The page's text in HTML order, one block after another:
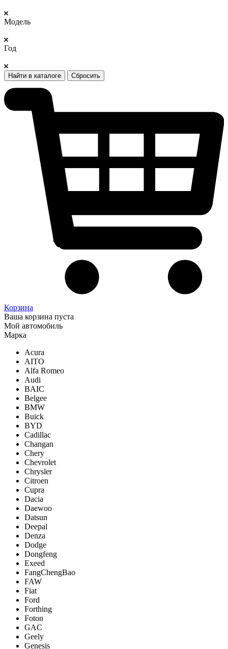
Модель
Год
Найти в каталоге Сбросить
Корзина
Ваша корзина пуста
Мой автомобиль
Марка
Acura
AITO
Alfa Romeo
Audi
BAIC
Belgee
BMW
Buick
BYD
Cadillac
Changan
Chery
Chevrolet
Chrysler
Citroen
Cupra
Dacia
Daewoo
Datsun
Deepal
Denza
Dodge
Dongfeng
Exeed
FangChengBao
FAW
Fiat
Ford
Forthing
Foton
GAC
Geely
Genesis